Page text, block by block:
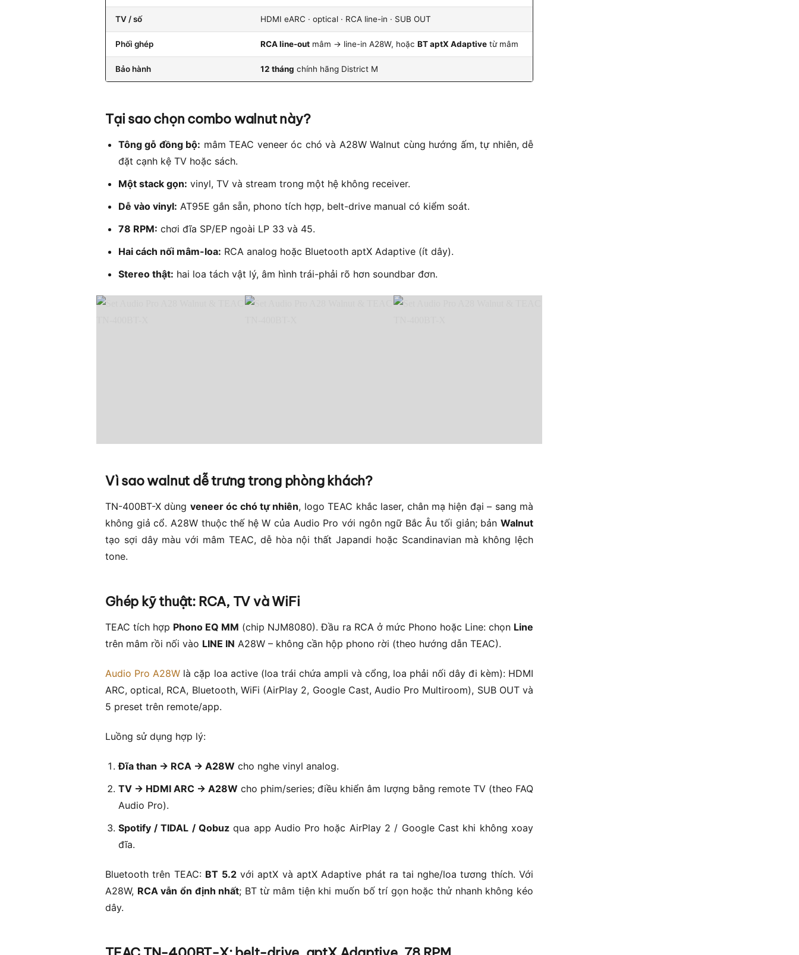
TV / số HDMI eARC · optical · RCA line-in · SUB OUT
Phối ghép RCA line-out mâm → line-in A28W, hoặc BT aptX Adaptive từ mâm
Bảo hành 12 tháng chính hãng District M
Tại sao chọn combo walnut này?
Tông gỗ đồng bộ: mâm TEAC veneer óc chó và A28W Walnut cùng hướng ấm, tự nhiên, dễ
đặt cạnh kệ TV hoặc sách.
Một stack gọn: vinyl, TV và stream trong một hệ không receiver.
Dễ vào vinyl: AT95E gắn sẵn, phono tích hợp, belt-drive manual có kiểm soát.
78 RPM: chơi đĩa SP/EP ngoài LP 33 và 45.
Hai cách nối mâm-loa: RCA analog hoặc Bluetooth aptX Adaptive (ít dây).
Stereo thật: hai loa tách vật lý, âm hình trái-phải rõ hơn soundbar đơn.
Vì sao walnut dễ trưng trong phòng khách?
TN-400BT-X dùng veneer óc chó tự nhiên, logo TEAC khắc laser, chân mạ hiện đại – sang mà
không giả cổ. A28W thuộc thế hệ W của Audio Pro với ngôn ngữ Bắc Âu tối giản; bản Walnut
tạo sợi dây màu với mâm TEAC, dễ hòa nội thất Japandi hoặc Scandinavian mà không lệch
tone.
Ghép kỹ thuật: RCA, TV và WiFi
TEAC tích hợp Phono EQ MM (chip NJM8080). Đầu ra RCA ở mức Phono hoặc Line: chọn Line
trên mâm rồi nối vào LINE IN A28W – không cần hộp phono rời (theo hướng dẫn TEAC).
Audio Pro A28W là cặp loa active (loa trái chứa ampli và cổng, loa phải nối dây đi kèm): HDMI
ARC, optical, RCA, Bluetooth, WiFi (AirPlay 2, Google Cast, Audio Pro Multiroom), SUB OUT và
5 preset trên remote/app.
Luồng sử dụng hợp lý:
Đĩa than → RCA → A28W cho nghe vinyl analog.
TV → HDMI ARC → A28W cho phim/series; điều khiển âm lượng bằng remote TV (theo FAQ
Audio Pro).
Spotify / TIDAL / Qobuzqua app Audio Pro hoặc AirPlay 2 / Google Cast khi không xoay
đĩa.
Bluetooth trên TEAC: BT 5.2với aptX và aptX Adaptive phát ra tai nghe/loa tương thích. Với
A28W, RCA vẫn ổn định nhất; BT từ mâm tiện khi muốn bố trí gọn hoặc thử nhanh không kéo
dây.